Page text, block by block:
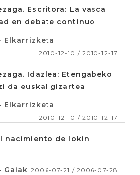
Escritora: La vasca
en debate continuo
Elkarrizketa
2010-12-10 / 2010-12-17
Idazlea: Etengabeko
da euskal gizartea
Elkarrizketa
2010-12-10 / 2010-12-17
nacimiento de Iokin
Gaiak 2006-07-21 / 2006-07-28